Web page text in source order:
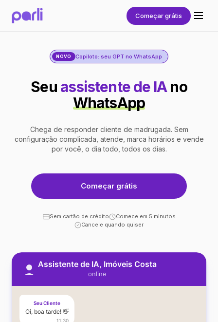
Começar grátis
NOVO Copiloto: seu GPT no WhatsApp
Seu assistente de IAno
WhatsApp
Chega de responder cliente de madrugada. Sem
configuração complicada, atende, marca horários e vende
por você, o dia todo, todos os dias.
Começar grátis
Sem cartão de crédito
Comece em 5 minutos
Cancele quando quiser
Assistente de IA, Imóveis Costa
online
Seu Cliente
Oi, boa tarde! 👋
11:30